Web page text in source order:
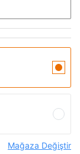
Mağaza Değiştir